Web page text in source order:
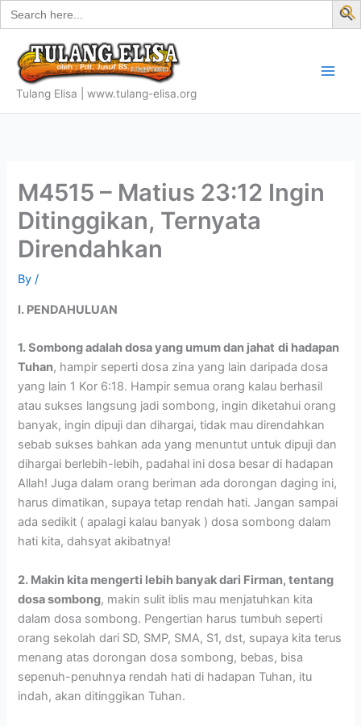
Search
for:
Skip
to
content
Tulang Elisa | www.tulang-elisa.org
M4515 – Matius 23:12 Ingin
Ditinggikan, Ternyata
Direndahkan
By/
I. PENDAHULUAN
1. Sombong adalah dosa yang umum dan jahat di hadapan
Tuhan, hampir seperti dosa zina yang lain daripada dosa
yang lain 1 Kor 6:18. Hampir semua orang kalau berhasil
atau sukses langsung jadi sombong, ingin diketahui orang
banyak, ingin dipuji dan dihargai, tidak mau direndahkan
sebab sukses bahkan ada yang menuntut untuk dipuji dan
dihargai berlebih-lebih, padahal ini dosa besar di hadapan
Allah! Juga dalam orang beriman ada dorongan daging ini,
harus dimatikan, supaya tetap rendah hati. Jangan sampai
ada sedikit ( apalagi kalau banyak ) dosa sombong dalam
hati kita, dahsyat akibatnya!
2. Makin kita mengerti lebih banyak dari Firman, tentang
dosa sombong, makin sulit iblis mau menjatuhkan kita
dalam dosa sombong. Pengertian harus tumbuh seperti
orang sekolah dari SD, SMP, SMA, S1, dst, supaya kita terus
menang atas dorongan dosa sombong, bebas, bisa
sepenuh-penuhnya rendah hati di hadapan Tuhan, itu
indah, akan ditinggikan Tuhan.